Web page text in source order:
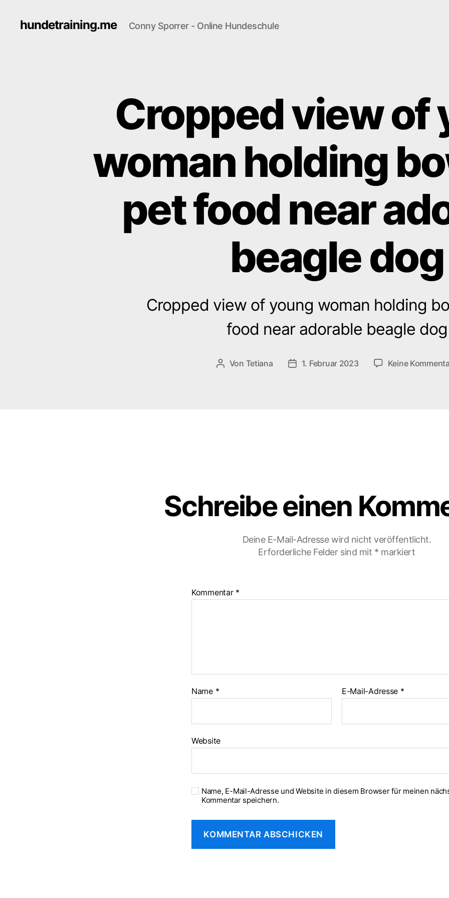
hundetraining.me Conny Sporrer - Online Hundeschule
Cropped view of
woman holding
pet food near
beagle dog
Cropped view of young woman holding
food near adorable beagle dog
Beitragsautor
Von Tetiana Veröffentlichungsdatum
1. Februar 2023 Keine
Schreibe einen
Deine E-Mail-Adresse wird nicht veröffentlicht.
Erforderliche Felder sind mit * markiert
Kommentar *
Name * E-Mail-Adresse *
Website
Name, E-Mail-Adresse und Website in diesem Browser für meinen
Kommentar speichern.